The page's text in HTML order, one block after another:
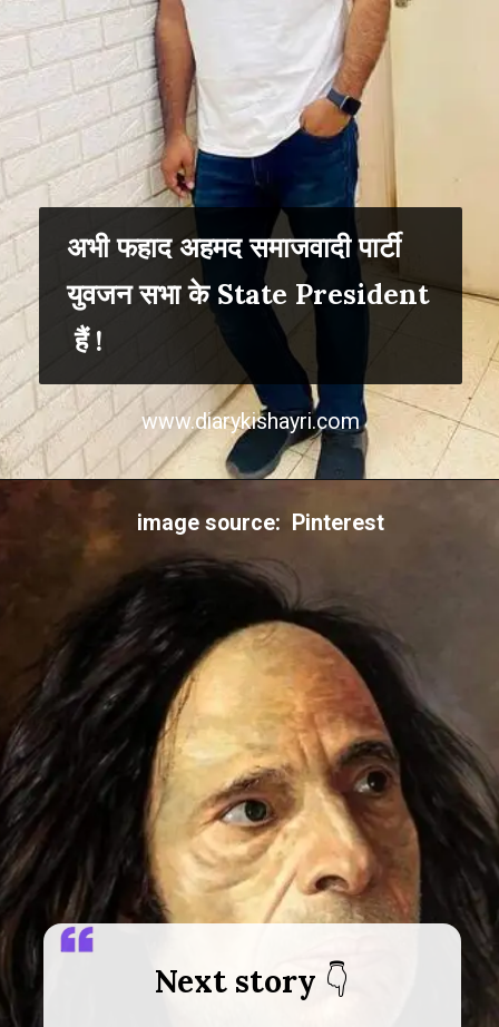
अभी फहाद अहमद समाजवादी पार्टी
युवजन सभा के State President
हैं !
www.diarykishayri.com
Next story
image source: Pinterest